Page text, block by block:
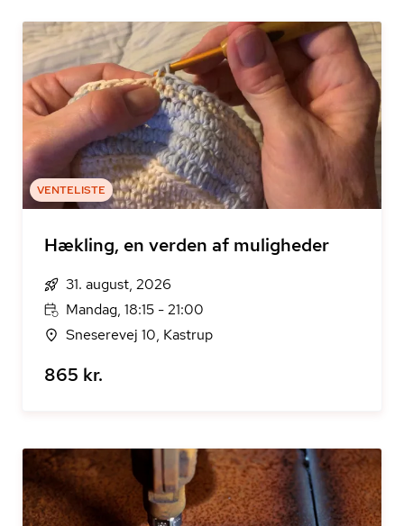
VENTELISTE
Hækling, en verden af muligheder
31. august, 2026
Mandag, 18:15 - 21:00
Sneserevej 10, Kastrup
865 kr.